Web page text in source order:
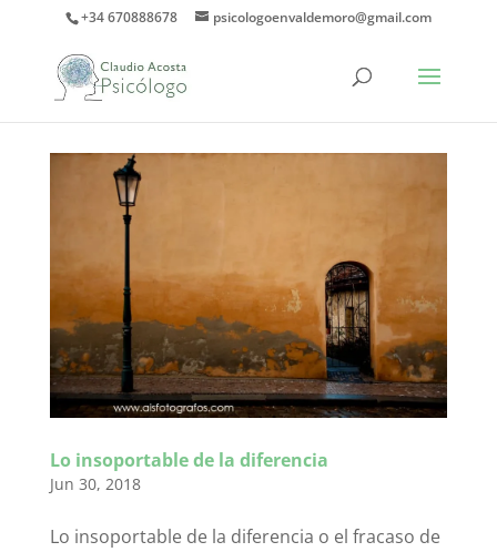
+34 670888678 psicologoenvaldemoro@gmail.com
Lo insoportable de la diferencia
Jun 30, 2018
Lo insoportable de la diferencia o el fracaso de